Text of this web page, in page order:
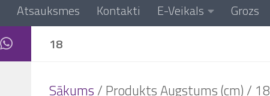
Atsauksmes Kontakti E-Veikals
Grozs
18
Sākums / Produkts Augstums (cm) / 18